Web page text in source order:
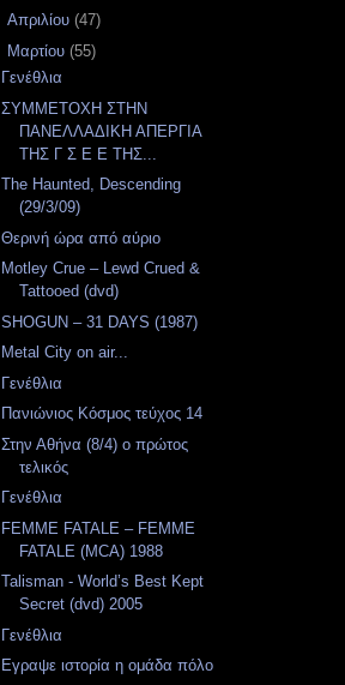
Απριλίου (47)
Μαρτίου (55)
Γενέθλια
ΣΥΜΜΕΤΟΧΗ ΣΤΗΝ
ΠΑΝΕΛΛΑΔΙΚΗ ΑΠΕΡΓΙΑ
ΤΗΣ Γ Σ Ε Ε ΤΗΣ...
The Haunted, Descending
(29/3/09)
Θερινή ώρα από αύριο
Motley Crue – Lewd Crued &
Tattooed (dvd)
SHOGUN – 31 DAYS (1987)
Metal City on air...
Γενέθλια
Πανιώνιος Κόσμος τεύχος 14
Στην Αθήνα (8/4) ο πρώτος
τελικός
Γενέθλια
FEMME FATALE – FEMME
FATALE (MCA) 1988
Talisman - World’s Best Kept
Secret (dvd) 2005
Γενέθλια
Eγραψε ιστορία η ομάδα πόλο